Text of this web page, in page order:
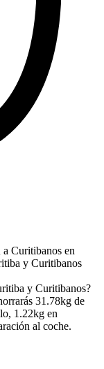
a Curitibanos en
y Curitibanos
y Curitibanos?
31.78kg de
1.22kg en
al coche.